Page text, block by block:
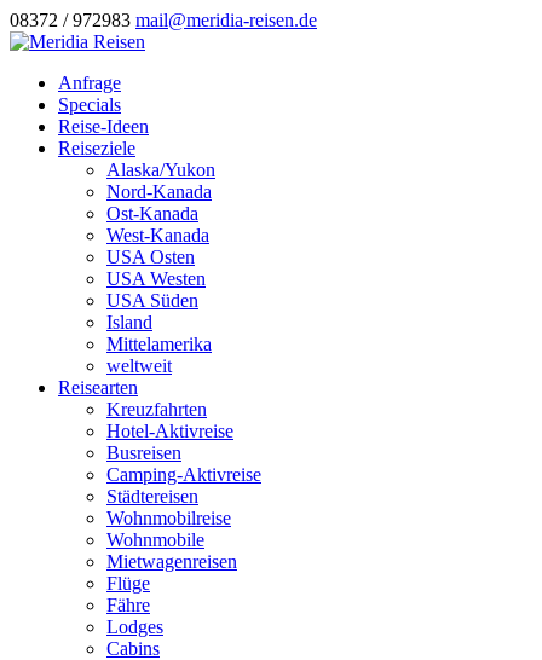
08372 / 972983 mail@meridia-reisen.de
Anfrage
Specials
Reise-Ideen
Reiseziele
Alaska/Yukon
Nord-Kanada
Ost-Kanada
West-Kanada
USA Osten
USA Westen
USA Süden
Island
Mittelamerika
weltweit
Reisearten
Kreuzfahrten
Hotel-Aktivreise
Busreisen
Camping-Aktivreise
Städtereisen
Wohnmobilreise
Wohnmobile
Mietwagenreisen
Flüge
Fähre
Lodges
Cabins